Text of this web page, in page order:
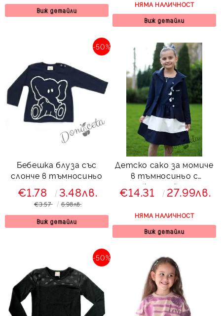
Виж детайли
НЯМА НАЛИЧНОСТ
Виж детайли
Бебешка блуза със
слонче в тъмносиньо
-50%
€1.78 3.48лв.
€3.57 6.98лв.
Виж детайли
Детско сако за момиче
в тъмносиньо с
къдрички
€14.31 27.99лв.
НЯМА НАЛИЧНОСТ
Виж детайли
-50%